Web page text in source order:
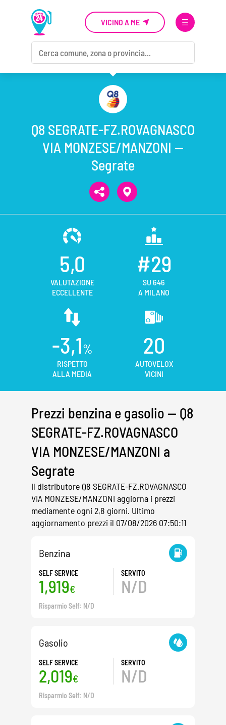
VICINO A ME
Q8 SEGRATE-FZ.ROVAGNASCO
VIA MONZESE/MANZONI —
Segrate
5,0
VALUTAZIONE
ECCELLENTE
#29
SU 646
A MILANO
-3,1%
RISPETTO
ALLA MEDIA
20
AUTOVELOX
VICINI
Prezzi benzina e gasolio — Q8
SEGRATE-FZ.ROVAGNASCO
VIA MONZESE/MANZONI a
Segrate
Il distributore Q8 SEGRATE-FZ.ROVAGNASCO
VIA MONZESE/MANZONI aggiorna i prezzi
mediamente ogni 2,8 giorni. Ultimo
aggiornamento prezzi il 07/08/2026 07:50:11
Benzina
SELF SERVICE
1,919€
SERVITO
N/D
Risparmio Self: N/D
Gasolio
SELF SERVICE
2,019€
SERVITO
N/D
Risparmio Self: N/D